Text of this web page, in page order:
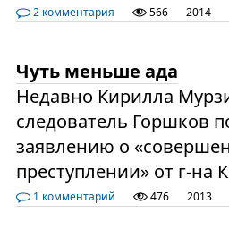
2 комментария 566 2014
Чуть меньше ада
Недавно Кирилла
следователь Горшков
заявлению о
преступлении» от г-на
1 комментарий 476 2013